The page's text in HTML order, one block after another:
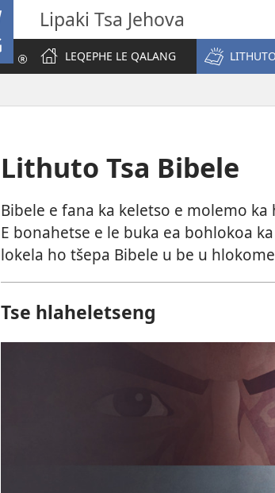
Lipaki Tsa Jehova
LEQEPHE LE QALANG
Lithuto Tsa Bibele
Bibele e fana ka keletso e molemo
E bonahetse e le buka ea bohlokoa
lokela ho tšepa Bibele u be u
Tse hlaheletseng